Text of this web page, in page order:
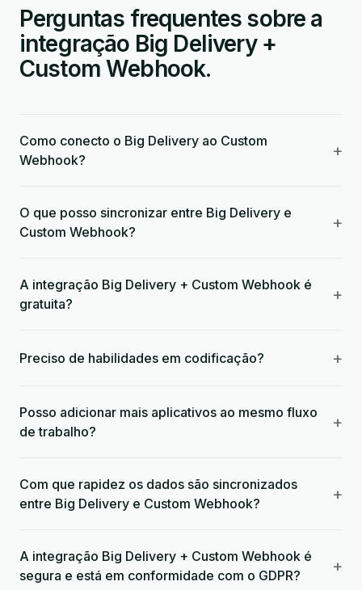
Perguntas frequentes sobre a
integração Big Delivery +
Custom Webhook.
Como conecto o Big Delivery ao Custom
Webhook?
+
O que posso sincronizar entre Big Delivery e
Custom Webhook?
+
A integração Big Delivery + Custom Webhook é
gratuita?
+
Preciso de habilidades em codificação? +
Posso adicionar mais aplicativos ao mesmo fluxo
de trabalho?
+
Com que rapidez os dados são sincronizados
entre Big Delivery e Custom Webhook?
+
A integração Big Delivery + Custom Webhook é
segura e está em conformidade com o GDPR?
+